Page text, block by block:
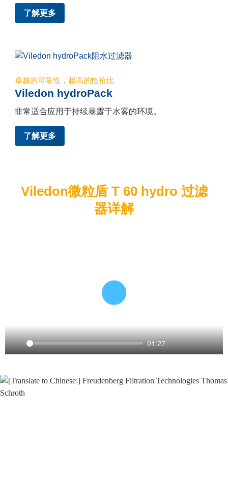
了解更多
卓越的可靠性，超高的性价比
Viledon hydroPack
非常适合应用于持续暴露于水雾的环境。
了解更多
Viledon微粒盾 T 60 hydro 过滤
器详解
Play
01:27
Settings
PIP
Play